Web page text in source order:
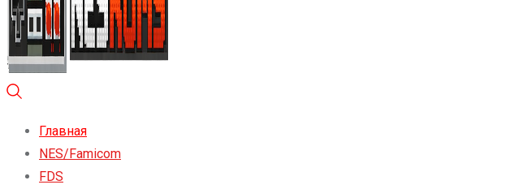
Главная
NES/Famicom
FDS